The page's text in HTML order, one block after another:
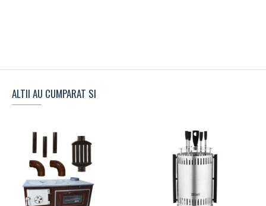
ALTII AU CUMPARAT SI